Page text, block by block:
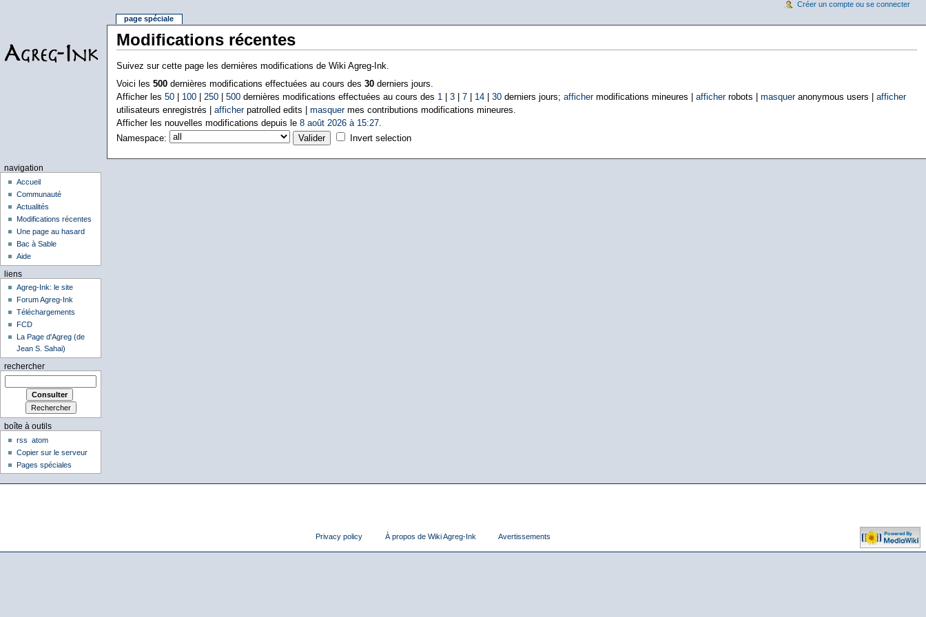
Modifications récentes
Suivez sur cette page les dernières modifications de Wiki Agreg-Ink.
Voici les 500dernières modifications effectuées au cours des 30derniers jours.
Afficher les 50| 100| 250| 500dernières modifications effectuées au cours des 1 3| 7| 14| 30derniers jours; affichermodifications mineures | afficherrobots | masqueranonymous users | afficher
utilisateurs enregistrés | afficherpatrolled edits | masquermes contributions modifications mineures.
Afficher les nouvelles modifications depuis le 8 août 2026 à 15:27.
Namespace:
Invert selection
page spéciale
Créer un compte ou se connecter
navigation
Accueil
Communauté
Actualités
Modifications récentes
Une page au hasard
Bac à Sable
Aide
liens
Agreg-Ink: le site
Forum Agreg-Ink
Téléchargements
FCD
La Page d'Agreg (de
Jean S. Sahai)
rechercher
boîte à outils
rss
atom
Copier sur le serveur
Pages spéciales
Privacy policy À propos de Wiki Agreg-Ink Avertissements